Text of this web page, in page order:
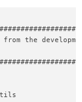
the